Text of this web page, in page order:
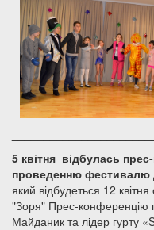
5 квітня відбулась
проведенню фестивалю
який відбудеться 12
"Зоря" Прес-
Майданик та лідер гурту